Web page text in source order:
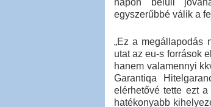
egyszerűbbé válik a
„Ez a megállapodás
utat az eu-s források
hanem valamennyi
Garantiqa
elérhetővé tette ezt
hatékonyabb